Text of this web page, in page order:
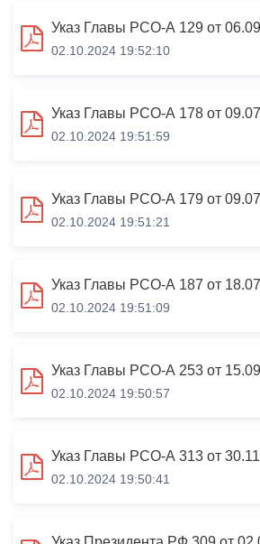
02.10.2024 19:52:10
02.10.2024 19:51:59
02.10.2024 19:51:21
02.10.2024 19:51:09
02.10.2024 19:50:57
02.10.2024 19:50:41